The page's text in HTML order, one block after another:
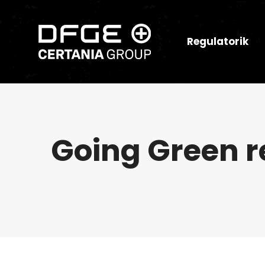
Regulatorik
Going Green